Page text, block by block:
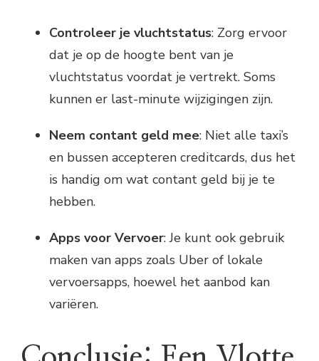
Controleer je vluchtstatus: Zorg ervoor
dat je op de hoogte bent van je
vluchtstatus voordat je vertrekt. Soms
kunnen er last-minute wijzigingen zijn.
Neem contant geld mee: Niet alle taxi’s
en bussen accepteren creditcards, dus het
is handig om wat contant geld bij je te
hebben.
Apps voor Vervoer: Je kunt ook gebruik
maken van apps zoals Uber of lokale
vervoersapps, hoewel het aanbod kan
variëren.